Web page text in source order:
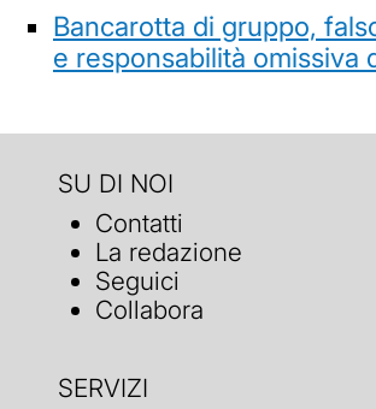
Bancarotta di gruppo,
e responsabilità omissiva
SU DI NOI
Contatti
La redazione
Seguici
Collabora
SERVIZI